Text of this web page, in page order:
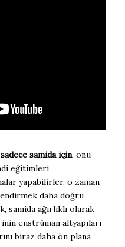
samida için, onu
eğitimleri
yapabilirler, o zaman
daha doğru
samida ağırlıklı olarak
enstrüman altyapıları
biraz daha ön plana